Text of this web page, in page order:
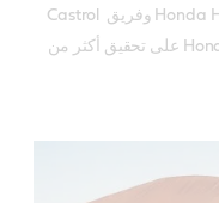
تستمر شراكتنا هذا الموسم مع Honda HRC Castrol وفريق Castrol